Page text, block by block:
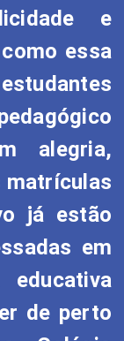
e
essa
alegria,
matrículas
já estão
em
educativa
de perto